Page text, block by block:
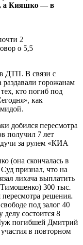
а Кияшко — в
2
о 5,5
ДТП. В связи с
горожанам
кто погиб под
как
добился пересмотра
получил 7 лет
за рулем «КИА
(она скончалась в
признал, что на
лихача выплатить
300 тыс.
решения.
под залог 40
делу состоится 8
погибшей Дмитрий
в повторном